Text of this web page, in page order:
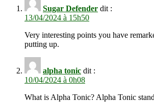
Sugar Defender dit :
13/04/2024 à 15h50
Very interesting points you have
putting up.
alpha tonic dit :
10/04/2024 à 0h08
What is Alpha Tonic? Alpha Tonic